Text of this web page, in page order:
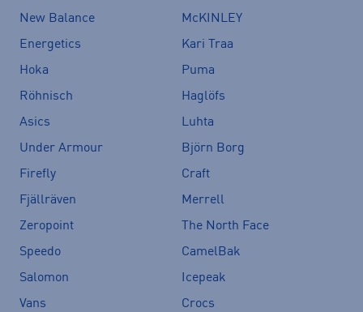
New Balance
McKINLEY
Energetics
Kari Traa
Hoka
Puma
Röhnisch
Haglöfs
Asics
Luhta
Under Armour
Björn Borg
Firefly
Craft
Fjällräven
Merrell
Zeropoint
The North Face
Speedo
CamelBak
Salomon
Icepeak
Vans
Crocs